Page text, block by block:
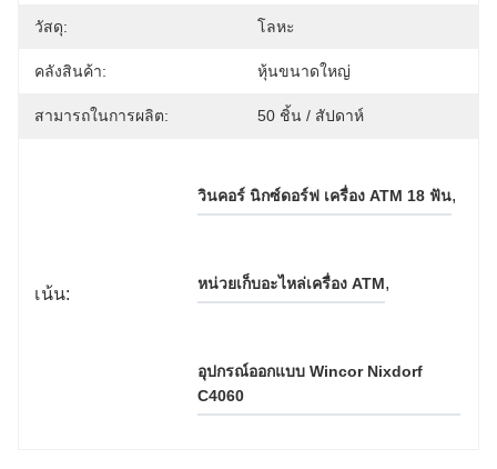
วัสดุ: โลหะ
คลังสินค้า: หุ้นขนาดใหญ่
สามารถในการผลิต: 50 ชิ้น / สัปดาห์
เน้น:
วินคอร์ นิกซ์ดอร์ฟ เครื่อง ATM 18 ฟัน
หน่วยเก็บอะไหล่เครื่อง ATM,
อุปกรณ์ออกแบบ Wincor Nixdorf
C4060